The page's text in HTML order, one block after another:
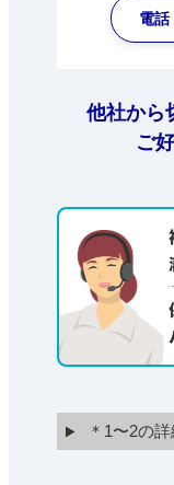
電話
他社から
ご
＊1〜2の詳